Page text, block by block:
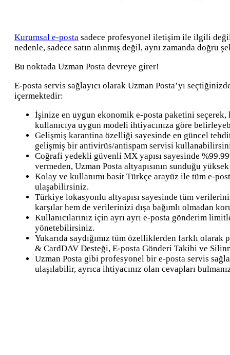
Kurumsal e-posta sadece profesyonel iletişim ile ilgili
nedenle, sadece satın alınmış değil, aynı zamanda doğru
Bu noktada Uzman Posta devreye girer!
E-posta servis sağlayıcı olarak Uzman Posta’yı
içermektedir:
İşinize en uygun ekonomik e-posta paketini seçerek,
kullanıcıya uygun modeli ihtiyacınıza göre
Gelişmiş karantina özelliği sayesinde en güncel
gelişmiş bir antivirüs/antispam servisi
Coğrafi yedekli güvenli MX yapısı sayesinde
vermeden, Uzman Posta altyapısının sunduğu
Kolay ve kullanımı basit Türkçe arayüz ile tüm e-
ulaşabilirsiniz.
Türkiye lokasyonlu altyapısı sayesinde tüm
karşılar hem de verilerinizi dışa bağımlı olmadan
Kullanıcılarınız için ayrı ayrı e-posta gönderim
yönetebilirsiniz.
Yukarıda saydığımız tüm özelliklerden farklı
& CardDAV Desteği, E-posta Gönderi Takibi ve
Uzman Posta gibi profesyonel bir e-posta servis
ulaşılabilir, ayrıca ihtiyacınız olan cevapları